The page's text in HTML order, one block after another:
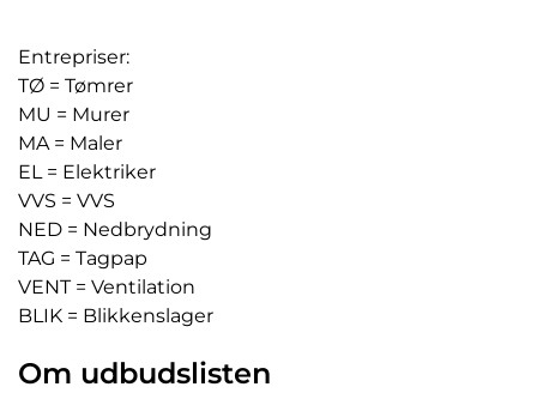
Entrepriser:
TØ = Tømrer
MU = Murer
MA = Maler
EL = Elektriker
VVS = VVS
NED = Nedbrydning
TAG = Tagpap
VENT = Ventilation
BLIK = Blikkenslager
Om udbudslisten